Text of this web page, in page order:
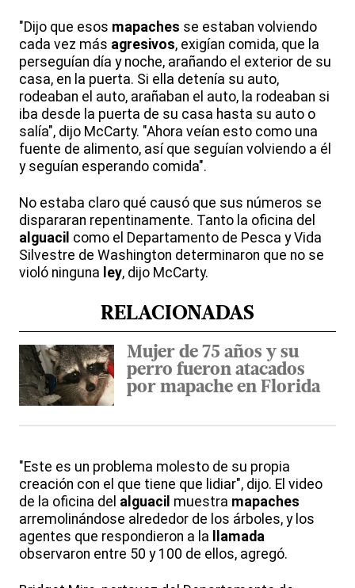
"Dijo que esos mapaches se estaban volviendo
cada vez más agresivos, exigían comida, que la
perseguían día y noche, arañando el exterior de su
casa, en la puerta. Si ella detenía su auto,
rodeaban el auto, arañaban el auto, la rodeaban si
iba desde la puerta de su casa hasta su auto o
salía", dijo McCarty. "Ahora veían esto como una
fuente de alimento, así que seguían volviendo a él
y seguían esperando comida".
No estaba claro qué causó que sus números se
dispararan repentinamente. Tanto la oficina del
alguacil como el Departamento de Pesca y Vida
Silvestre de Washington determinaron que no se
violó ninguna ley, dijo McCarty.
RELACIONADAS
Mujer de 75 años y su
perro fueron atacados
por mapache en Florida
"Este es un problema molesto de su propia
creación con el que tiene que lidiar", dijo. El video
de la oficina del alguacil muestra mapaches
arremolinándose alrededor de los árboles, y los
agentes que respondieron a la
llamada
observaron entre 50 y 100 de ellos, agregó.